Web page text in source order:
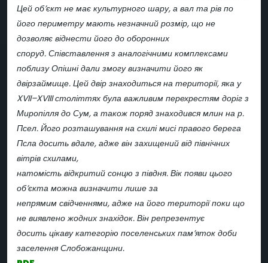
Цей об’єкт не має культурного шару, а вал та рів по
його периметру мають незначний розмір, що не
дозволяє віднести його до оборонних
споруд. Співставлення з аналогічними комплексами
поблизу Опішні дали змогу визначити його як
двірзаймище. Цей двір знаходиться на території, яка у
XVII–XVIII століттях була важливим перехрестям доріг з
Миропілля до Сум, а також поряд знаходився млин на р.
Псел. Його розташування на схилі мисі правого берега
Псла досить вдале, адже він захищений від північних
вітрів схилами,
натомість відкритий сонцю з півдня. Вік появи цього
об’єкта можна визначити лише за
непрямим свідченнями, адже на його території поки що
не виявлено жодних знахідок. Він репрезентує
досить цікаву категорію поселенських пам’яток доби
заселення Слобожанщини.